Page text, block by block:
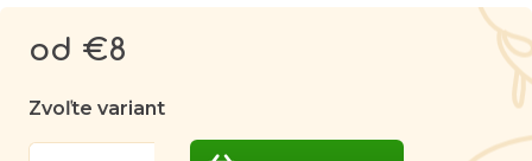
od €8
Zvoľte variant